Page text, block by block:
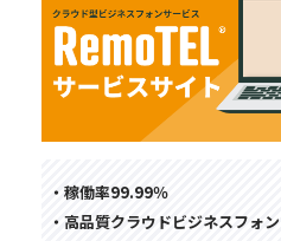
・稼働率99.99％
・高品質クラウドビジネスフォン